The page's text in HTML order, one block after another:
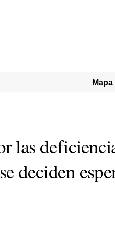
las
deciden